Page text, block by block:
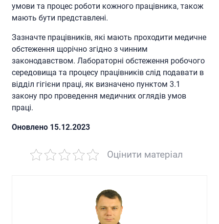
умови та процес роботи кожного працівника, також
мають бути представлені.
Зазначте працівників, які мають проходити медичне
обстеження щорічно згідно з чинним
законодавством. Лабораторні обстеження робочого
середовища та процесу працівників слід подавати в
відділ гігієни праці, як визначено пунктом 3.1
закону про проведення медичних оглядів умов
праці.
Oновлено 15.12.2023
Оцінити матеріал